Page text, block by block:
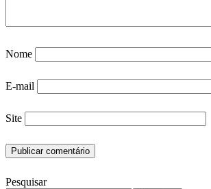
Nome
E-mail
Site
Pesquisar